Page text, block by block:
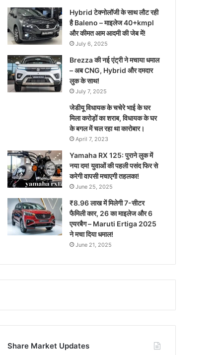
Hybrid टेक्नोलॉजी के साथ लौट रही
है Baleno – माइलेज 40+kmpl
और कीमत आम आदमी की जेब में!
July 6, 2025
Brezza की नई एंट्री ने मचाया धमाल
– अब CNG, Hybrid और दमदार
लुक के साथ!
July 7, 2025
जेडीयू विधायक के चचेरे भाई के घर
मिला करोड़ों का शराब, विधायक के घर
के बगल में चल रहा था कारोबार।
April 7, 2023
Yamaha RX 125: पुराने लुक में
नया दम! युवाओं की पहली पसंद फिर से
करेगी वापसी मचाएगी तहलका!
June 25, 2025
₹8.96 लाख में मिलेगी 7-सीटर
फैमिली कार, 26 का माइलेज और 6
एयरबैग – Maruti Ertiga 2025
ने मचा दिया धमाल!
June 21, 2025
Share Market Updates